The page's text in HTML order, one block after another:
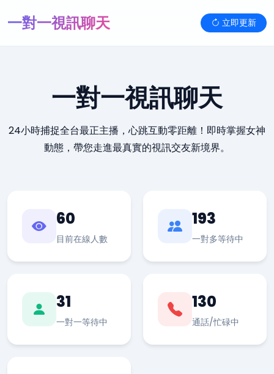
一對一視訊聊天 立即更新
一對一視訊聊天
24小時捕捉全台最正主播，心跳互動零距離！即時掌握女神
動態，帶您走進最真實的視訊交友新境界。
60
目前在線人數
193
一對多等待中
31
一對一等待中
130
通話/忙碌中